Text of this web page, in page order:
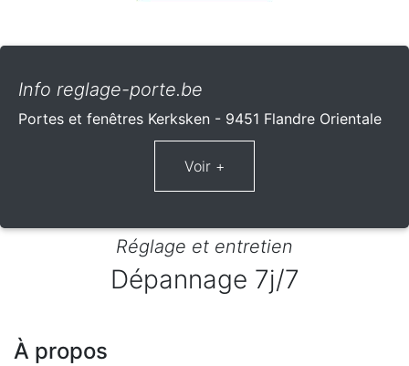
Info reglage-porte.be
Portes et fenêtres Kerksken - 9451 Flandre Orientale
Réglage et entretien
Dépannage 7j/7
À propos